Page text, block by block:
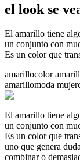
el look se
El amarillo tiene
un conjunto con
Es un color que
amarillocolor
amarillomoda mujer
El amarillo tiene
un conjunto con
Es un color que
uno que genera
combinar o